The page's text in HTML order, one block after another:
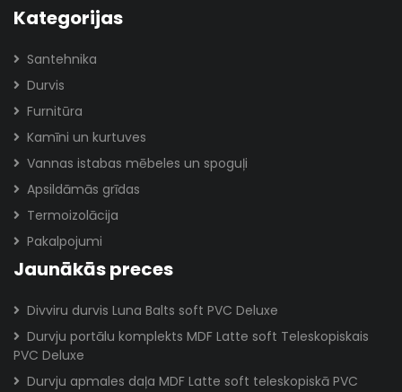
Kategorijas
Santehnika
Durvis
Furnitūra
Kamīni un kurtuves
Vannas istabas mēbeles un spoguļi
Apsildāmās grīdas
Termoizolācija
Pakalpojumi
Jaunākās preces
Divviru durvis Luna Balts soft PVC Deluxe
Durvju portālu komplekts MDF Latte soft Teleskopiskais
PVC Deluxe
Durvju apmales daļa MDF Latte soft teleskopiskā PVC